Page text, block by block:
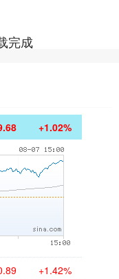
完成
+1.02%
+1.42%